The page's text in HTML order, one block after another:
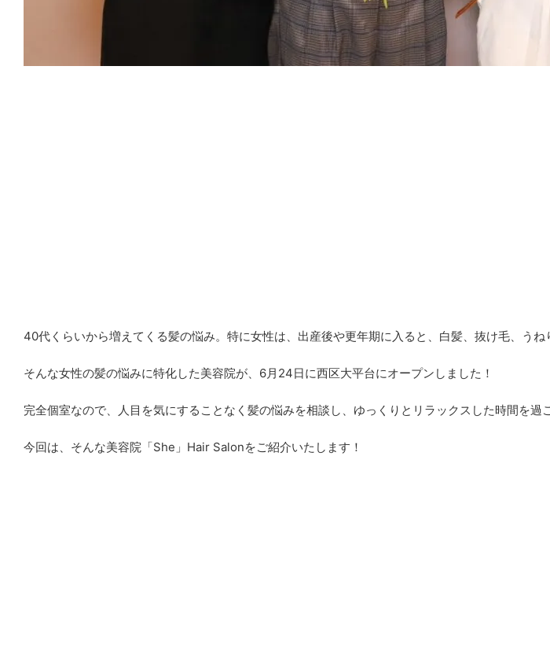
40代くらいから増えてくる髪の悩み。特に女性は、出産後や更年期に入ると、白髪、抜け毛、う
そんな女性の髪の悩みに特化した美容院が、6月24日に西区大平台にオープンしました！
完全個室なので、人目を気にすることなく髪の悩みを相談し、ゆっくりとリラックスした時間を過
今回は、そんな美容院「She」Hair Salonをご紹介いたします！